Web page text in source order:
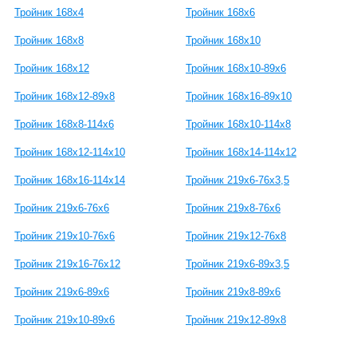
Тройник 168х4 Тройник 168х6
Тройник 168х8 Тройник 168х10
Тройник 168х12 Тройник 168х10-89х6
Тройник 168х12-89х8 Тройник 168х16-89х10
Тройник 168х8-114х6 Тройник 168х10-114х8
Тройник 168х12-114х10 Тройник 168х14-114х12
Тройник 168х16-114х14 Тройник 219х6-76х3,5
Тройник 219х6-76х6 Тройник 219х8-76х6
Тройник 219х10-76х6 Тройник 219х12-76х8
Тройник 219х16-76х12 Тройник 219х6-89х3,5
Тройник 219х6-89х6 Тройник 219х8-89х6
Тройник 219х10-89х6 Тройник 219х12-89х8